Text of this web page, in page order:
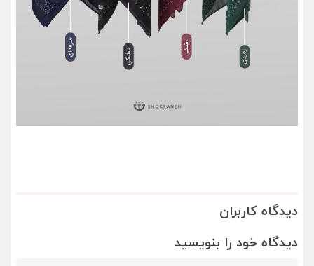
دیدگاه کاربران
دیدگاه خود را بنویسید